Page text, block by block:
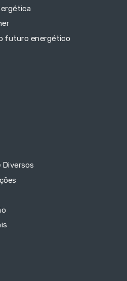
futuro energético